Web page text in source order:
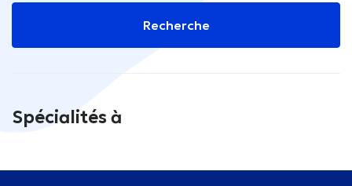
Recherche
Spécialités à